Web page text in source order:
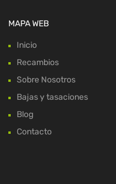
MAPA WEB
Inicio
Recambios
Sobre Nosotros
Bajas y tasaciones
Blog
Contacto